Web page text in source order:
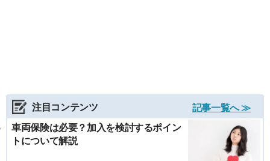
注目コンテンツ
記事一覧へ ≫
車両保険は必要？加入を検討するポイン
トについて解説